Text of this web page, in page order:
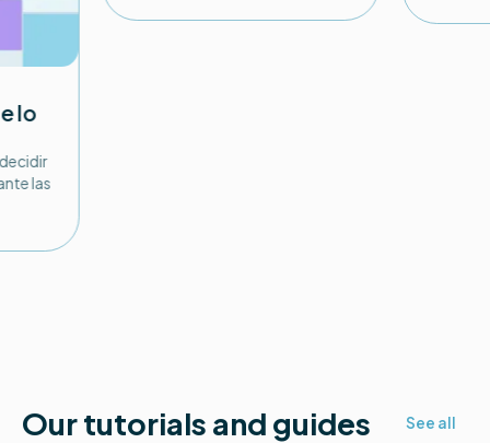
lo
las
Our tutorials and guides See all